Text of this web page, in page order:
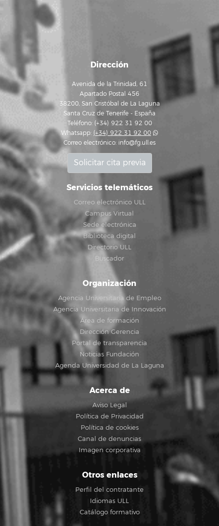
Dirección
Avenida de la Trinidad, 61
Apartado Postal 456
38200, San Cristóbal de La Laguna
Santa Cruz de Tenerife - España
Teléfono: (+34) 922 31 92 00
Whatsapp: (+34) 922 31 92 00
Correo electrónico: info@fg.ull.es
Solicitar cita previa
Servicios telemáticos
Correo electrónico ULL
Campus Virtual
Sede electrónica
Biblioteca digital
Directorio ULL
Buscador
Organización
Agencia Universitaria de Empleo
Agencia Universitaria de Innovación
Área de formación
Dirección Gerencia
Portal de transparencia
Noticias Fundación
Agenda Universidad de La Laguna
Acerca de
Aviso Legal
Política de Privacidad
Política de cookies
Canal de denuncias
Imagen corporativa
Otros enlaces
Perfil del contratante
Idiomas ULL
Catálogo formativo